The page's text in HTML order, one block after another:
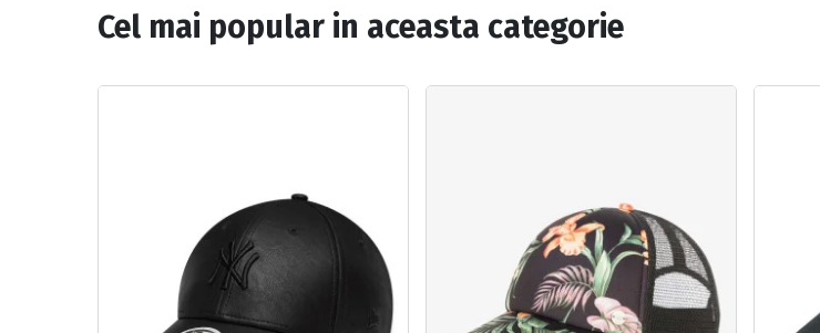
Cel mai popular in aceasta categorie